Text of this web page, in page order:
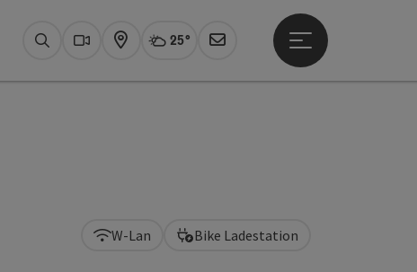
SuchenWebcams
Karte Aktuelles Wetter Bad Ischl,
25°
Newsletter
Hauptmenü öffnen
W-Lan Bike Ladestation